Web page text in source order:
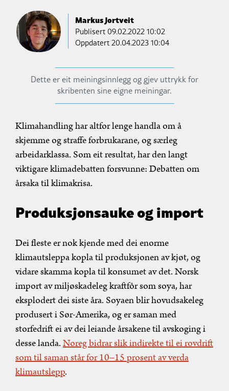
Markus Jortveit
Publisert09.02.2022 10:02
Oppdatert 20.04.2023 10:04
Dette er eit meiningsinnlegg og gjev uttrykk for
skribenten sine eigne meiningar.
Klimahandling har altfor lenge handla om å
skjemme og straffe forbrukarane, og særleg
arbeidarklassa. Som eit resultat, har den langt
viktigare klimadebatten forsvunne: Debatten om
årsaka til klimakrisa.
Produksjonsauke og import
Dei fleste er nok kjende med dei enorme
klimautsleppa kopla til produksjonen av kjøt, og
vidare skamma kopla til konsumet av det. Norsk
import av miljøskadeleg kraftfôr som soya, har
eksplodert dei siste åra. Soyaen blir hovudsakeleg
produsert i Sør-Amerika, og er saman med
storfedrift ei av dei leiande årsakene til avskoging i
desse landa.Noreg bidrar slik indirekte til ei rovdrift
som til saman står for 10–15 prosent av verda
klimautslepp.